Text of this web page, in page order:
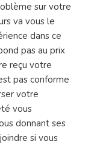
sur votre
va vous le
dans ce
pas au prix
reçu votre
pas conforme
votre
vous
donnant ses
si vous